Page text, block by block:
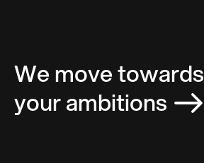
We move towards
your ambitions